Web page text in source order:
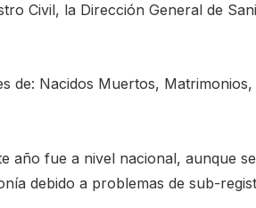
Civil, la Dirección General de
de: Nacidos Muertos,
año fue a nivel nacional, aunque
debido a problemas de sub-